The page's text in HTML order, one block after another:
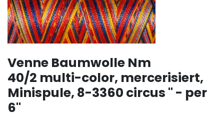
Venne Baumwolle Nm
40/2 multi-color, mercerisiert,
Minispule, 8-3360 circus " - per
6"